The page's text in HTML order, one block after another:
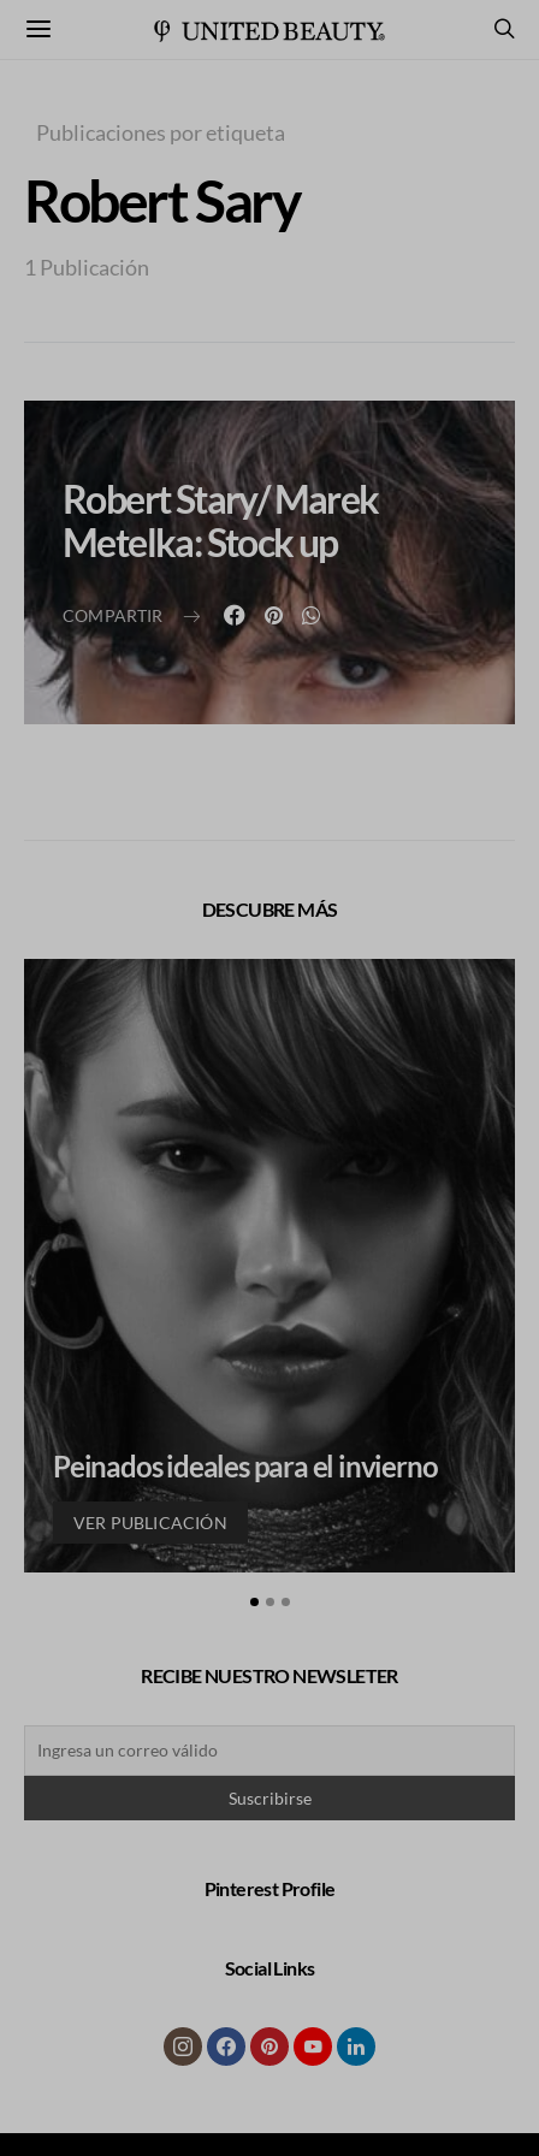
Publicaciones por etiqueta
Robert Sary
1 Publicación
Robert Stary/ Marek
Metelka: Stock up
COMPARTIR
DESCUBRE MÁS
Peinados ideales para el invierno
VER PUBLICACIÓN
RECIBE NUESTRO NEWSLETER
Pinterest Profile
Social Links